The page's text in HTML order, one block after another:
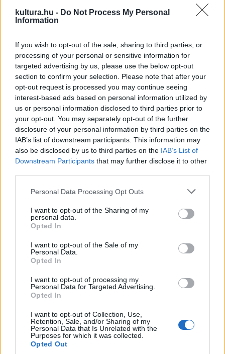
kultura.hu - Do Not Process My Personal
Information
If you wish to opt-out of the sale, sharing to third parties, or
processing of your personal or sensitive information for
targeted advertising by us, please use the below opt-out
section to confirm your selection. Please note that after your
opt-out request is processed you may continue seeing
interest-based ads based on personal information utilized by
us or personal information disclosed to third parties prior to
your opt-out. You may separately opt-out of the further
disclosure of your personal information by third parties on the
IAB’s list of downstream participants. This information may
also be disclosed by us to third parties on the IAB’s List of
Downstream Participants that may further disclose it to other
Please note that this website/app uses one or more Google
not limited to your visit or usage behaviour. You may click to
grant or deny consent to Google and its third-party tags to
use your data for below specified purposes in below Google
consent section.
Personal Data Processing Opt Outs
I want to opt-out of the Sharing of my
personal data.
Opted In
I want to opt-out of the Sale of my
Personal Data.
Opted In
I want to opt-out of processing my
Personal Data for Targeted Advertising.
Opted In
I want to opt-out of Collection, Use,
Retention, Sale, and/or Sharing of my
Personal Data that Is Unrelated with the
Purposes for which it was collected.
Opted Out
dalban. Sokáig az érzékenységet tükröző intim
hangvételben akartam felénekelni a szöveget, de
egyszerűen nem engedte a lelkem. Azt éreztem, hogy erőt
kell megnyilvánítanom, erőt kell adnom – önmagam és
mások számára is, hiszen nincs érdekesebb, különösebb erő
a női erőnél, ami egyszerre finom, lágy és határozott. Ezzel a
kétarcú erővel kapcsolódva rányílt a szemem a belső
világomban és a külvilágban rejlő kettősségekre. Arra, hogy
nem csupán a női erőnek, de mindennek két arca van.
A kettősség – jó és rossz, fény és árnyék, fent és
lent stb. – megélése által igyekszel harmóniát
teremteni az életedben?
Pontosan.